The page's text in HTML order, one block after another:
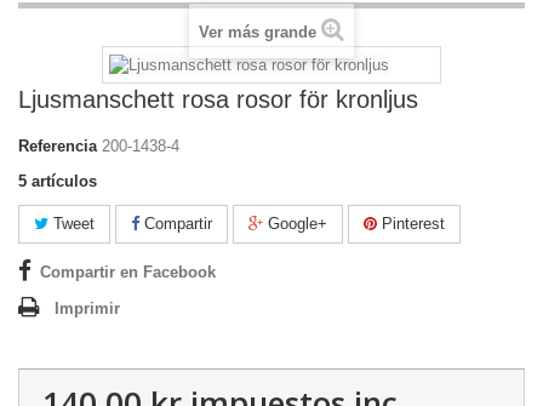
Ver más grande
Ljusmanschett rosa rosor för kronljus
Referencia 200-1438-4
5 artículos
Tweet Compartir Google+ Pinterest
Compartir en Facebook
Imprimir